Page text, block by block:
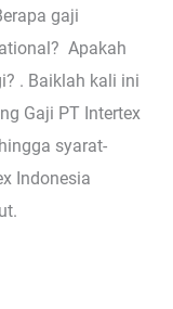
gaji
Apakah
. Baiklah kali ini
Gaji PT Intertex
syarat-
Indonesia